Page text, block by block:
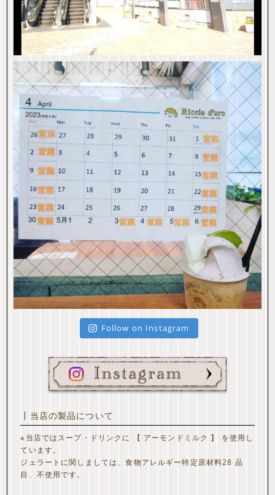
Follow on Instagram
┃当店の製品について
※当店ではスープ・ドリンクに 【 アーモンドミルク 】 を使用し
ています。
ジェラートに関しましては、食物アレルギー特定原材料28 品
目、不使用です。